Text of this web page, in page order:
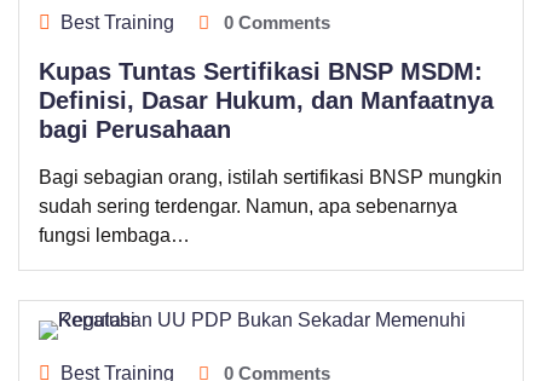
Best Training 0 Comments
Kupas Tuntas Sertifikasi BNSP MSDM:
Definisi, Dasar Hukum, dan Manfaatnya
bagi Perusahaan
​Bagi sebagian orang, istilah sertifikasi BNSP mungkin
sudah sering terdengar. Namun, apa sebenarnya
fungsi lembaga…
Best Training 0 Comments